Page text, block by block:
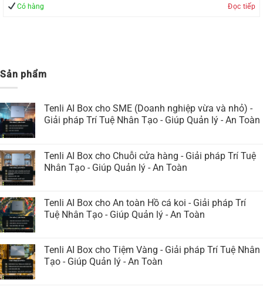
Có hàng Đọc tiếp
Sản phẩm
Tenli AI Box cho SME (Doanh nghiệp vừa và nhỏ) -
Giải pháp Trí Tuệ Nhân Tạo - Giúp Quản lý - An Toàn
Tenli AI Box cho Chuỗi cửa hàng - Giải pháp Trí Tuệ
Nhân Tạo - Giúp Quản lý - An Toàn
Tenli AI Box cho An toàn Hồ cá koi - Giải pháp Trí
Tuệ Nhân Tạo - Giúp Quản lý - An Toàn
Tenli AI Box cho Tiệm Vàng - Giải pháp Trí Tuệ Nhân
Tạo - Giúp Quản lý - An Toàn